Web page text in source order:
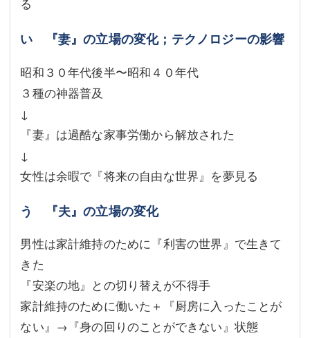
る
い 『妻』の立場の変化；テクノロジーの影響
昭和３０年代後半〜昭和４０年代
３種の神器普及
↓
『妻』は過酷な家事労働から解放された
↓
女性は余暇で『将来の自由な世界』を夢見る
う 『夫』の立場の変化
男性は家計維持のために『利害の世界』で生きて
きた
『安楽の地』との切り替えが不得手
家計維持のために働いた＋『厨房に入ったことが
ない』→『身の回りのことができない』状態